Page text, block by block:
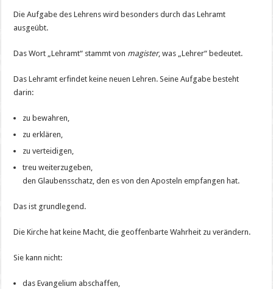
Die Aufgabe des Lehrens wird besonders durch das Lehramt
ausgeübt.
Das Wort „Lehramt“ stammt von magister, was „Lehrer“ bedeutet.
Das Lehramt erfindet keine neuen Lehren. Seine Aufgabe besteht
darin:
zu bewahren,
zu erklären,
zu verteidigen,
treu weiterzugeben,
den Glaubensschatz, den es von den Aposteln empfangen hat.
Das ist grundlegend.
Die Kirche hat keine Macht, die geoffenbarte Wahrheit zu verändern.
Sie kann nicht:
das Evangelium abschaffen,